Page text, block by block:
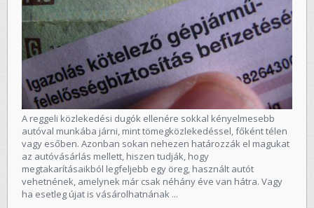
A reggeli közlekedési dugók ellenére sokkal kényelmesebb
autóval munkába járni, mint tömegközlekedéssel, főként télen
vagy esőben. Azonban sokan nehezen határozzák el magukat
az autóvásárlás mellett, hiszen tudják, hogy
megtakarításaikból legfeljebb egy öreg, használt autót
vehetnének, amelynek már csak néhány éve van hátra. Vagy
ha esetleg újat is vásárolhatnának ...